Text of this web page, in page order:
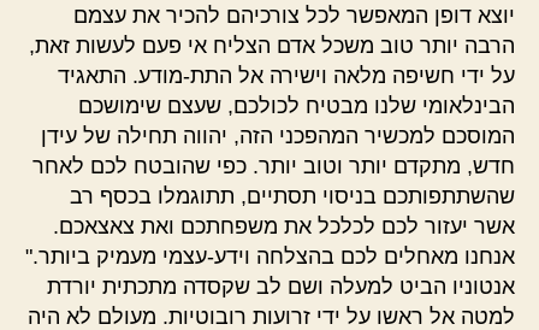
יוצא דופן המאפשר לכל צורכיהם להכיר את עצמם
הרבה יותר טוב משכל אדם הצליח אי פעם לעשות זאת,
על ידי חשיפה מלאה וישירה אל התת-מודע. התאגיד
הבינלאומי שלנו מבטיח לכולכם, שעצם שימושכם
המוסכם למכשיר המהפכני הזה, יהווה תחילה של עידן
חדש, מתקדם יותר וטוב יותר. כפי שהובטח לכם לאחר
שהשתתפותכם בניסוי תסתיים, תתוגמלו בכסף רב
אשר יעזור לכם לכלכל את משפחתכם ואת צאצאכם.
אנחנו מאחלים לכם בהצלחה וידע-עצמי מעמיק ביותר."
אנטוניו הביט למעלה ושם לב שקסדה מתכתית יורדת
למטה אל ראשו על ידי זרועות רובוטיות. מעולם לא היה